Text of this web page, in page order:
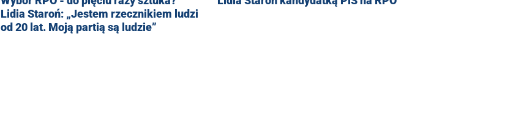
Lidia Staroń: „Jestem rzecznikiem ludzi
od 20 lat. Moją partią są ludzie”